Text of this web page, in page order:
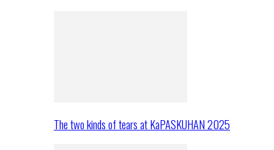
The two kinds of tears at KaPASKUHAN 2025